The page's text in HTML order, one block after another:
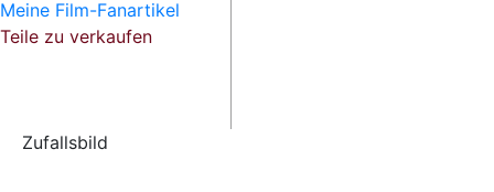
Meine Film-Fanartikel
Teile zu verkaufen
Zufallsbild